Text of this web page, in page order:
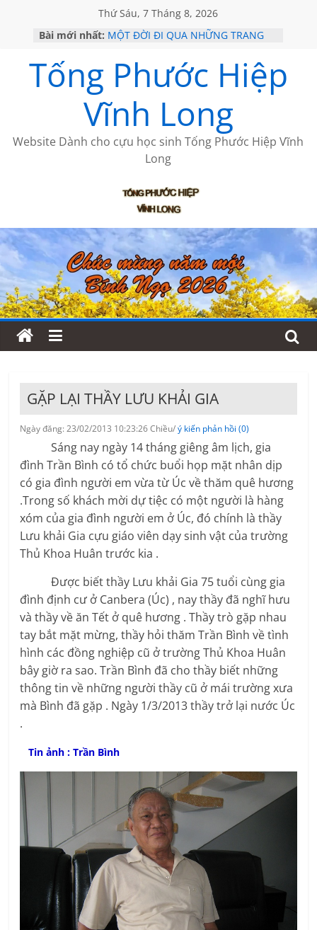
Thứ Sáu, 7 Tháng 8, 2026
Bài mới nhất: MỘT ĐỜI ĐI QUA NHỮNG TRANG
KHÔNG ĐỀ 19 CỦA THÁI LÃO
CHÙM THƠ CỦA BÍCH HÀ
GIÃ TỪ ĐÀ LẠT của ANTH ĐOÀN
HỌC SỬ HỒI XƯA
Tống Phước Hiệp
Vĩnh Long
Website Dành cho cựu học sinh Tống Phước Hiệp Vĩnh
Long
GẶP LẠI THẦY LƯU KHẢI GIA
Ngày đăng: 23/02/2013 10:23:26 Chiều/ý kiến phản hồi (0)
Sáng nay ngày 14 tháng giêng âm lịch, gia
đình Trần Bình có tổ chức buổi họp mặt nhân dịp
có gia đình người em vừa từ Úc về thăm quê hương
.Trong số khách mời dự tiệc có một người là hàng
xóm của gia đình người em ở Úc, đó chính là thầy
Lưu khải Gia cựu giáo viên dạy sinh vật của trường
Thủ Khoa Huân trước kia .
Được biết thầy Lưu khải Gia 75 tuổi cùng gia
đình định cư ở Canbera (Úc) , nay thầy đã nghĩ hưu
và thầy về ăn Tết ở quê hương . Thầy trò gặp nhau
tay bắt mặt mừng, thầy hỏi thăm Trần Bình về tình
hình các đồng nghiệp cũ ở trường Thủ Khoa Huân
bây giờ ra sao. Trần Bình đã cho thầy biết những
thông tin về những người thầy cũ ở mái trường xưa
mà Bình đã gặp . Ngày 1/3/2013 thầy trở lại nước Úc
.
Tin ảnh : Trần Bình